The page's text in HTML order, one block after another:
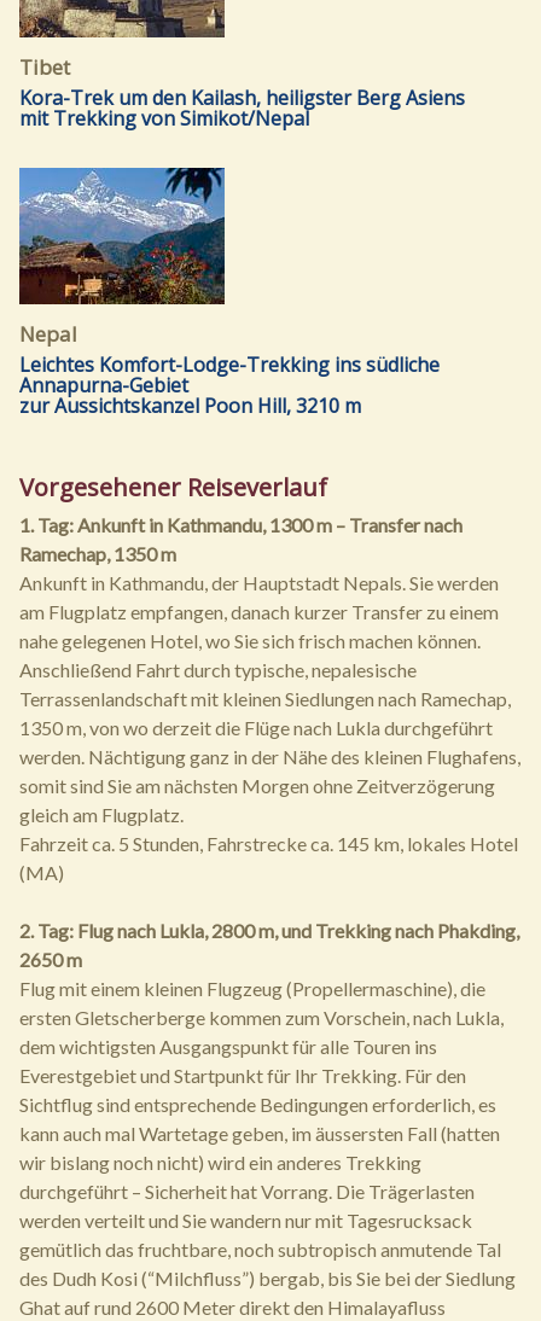
Tibet
Kora-Trek um den Kailash, heiligster Berg Asiens
mit Trekking von Simikot/Nepal
Nepal
Leichtes Komfort-Lodge-Trekking ins südliche
Annapurna-Gebiet
zur Aussichtskanzel Poon Hill, 3210 m
Vorgesehener Reiseverlauf
1. Tag: Ankunft in Kathmandu, 1300 m – Transfer nach
Ramechap, 1350 m
Ankunft in Kathmandu, der Hauptstadt Nepals. Sie werden
am Flugplatz empfangen, danach kurzer Transfer zu einem
nahe gelegenen Hotel, wo Sie sich frisch machen können.
Anschließend Fahrt durch typische, nepalesische
Terrassenlandschaft mit kleinen Siedlungen nach Ramechap,
1350 m, von wo derzeit die Flüge nach Lukla durchgeführt
werden. Nächtigung ganz in der Nähe des kleinen Flughafens,
somit sind Sie am nächsten Morgen ohne Zeitverzögerung
gleich am Flugplatz.
Fahrzeit ca. 5 Stunden, Fahrstrecke ca. 145 km, lokales Hotel
(MA)
2. Tag: Flug nach Lukla, 2800 m, und Trekking nach Phakding,
2650 m
Flug mit einem kleinen Flugzeug (Propellermaschine), die
ersten Gletscherberge kommen zum Vorschein, nach Lukla,
dem wichtigsten Ausgangspunkt für alle Touren ins
Everestgebiet und Startpunkt für Ihr Trekking. Für den
Sichtflug sind entsprechende Bedingungen erforderlich, es
kann auch mal Wartetage geben, im äussersten Fall (hatten
wir bislang noch nicht) wird ein anderes Trekking
durchgeführt – Sicherheit hat Vorrang. Die Trägerlasten
werden verteilt und Sie wandern nur mit Tagesrucksack
gemütlich das fruchtbare, noch subtropisch anmutende Tal
des Dudh Kosi (“Milchfluss”) bergab, bis Sie bei der Siedlung
Ghat auf rund 2600 Meter direkt den Himalayafluss